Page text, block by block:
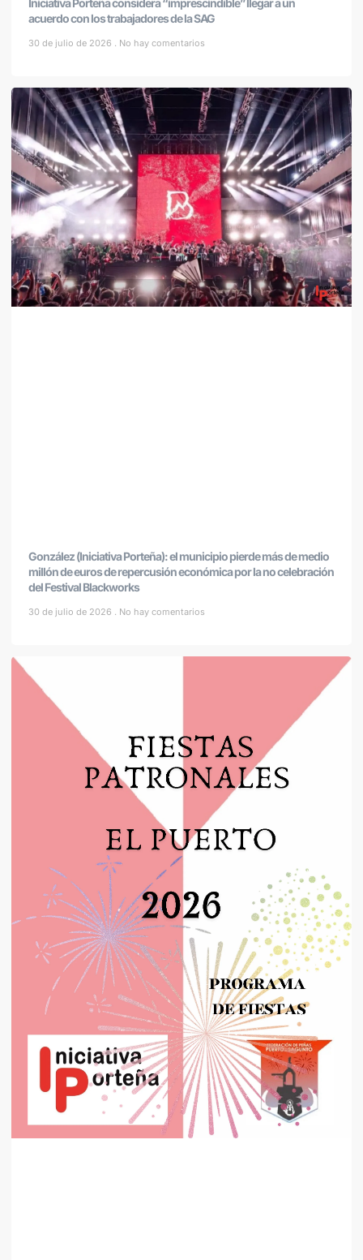
Iniciativa Porteña considera “imprescindible” llegar a un
acuerdo con los trabajadores de la SAG
30 de julio de 2026 No hay comentarios
González (Iniciativa Porteña): el municipio pierde más de medio
millón de euros de repercusión económica por la no celebración
del Festival Blackworks
30 de julio de 2026 No hay comentarios